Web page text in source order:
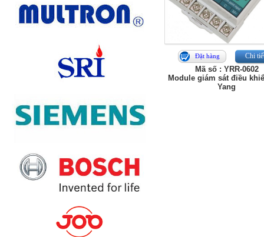
Đặt hàng Chi
Mã số : YRR-0602
Module giám sát điều
Yang